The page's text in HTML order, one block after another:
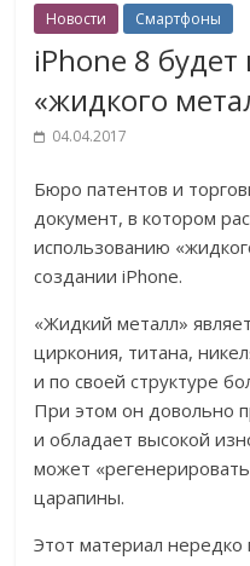
Новости Смартфоны
iPhone 8 будет
«жидкого
04.04.2017
Бюро патентов и
документ, в котором
использованию
создании iPhone.
«Жидкий металл»
циркония, титана,
и по своей структуре
При этом он довольно
и обладает высокой
может
царапины.
Этот материал нередко